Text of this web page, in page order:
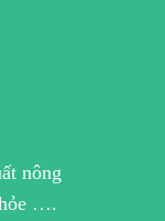
nông
….